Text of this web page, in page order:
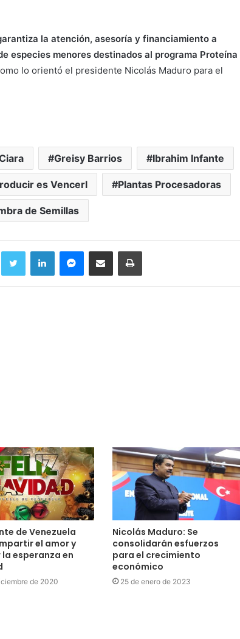
la atención, asesoría y financiamiento a
especies menores destinados al programa Proteína
lo orientó el presidente Nicolás Maduro para el
Greisy Barrios Ibrahim Infante
es Vencerl Plantas Procesadoras
de Semillas
Twitter LinkedInMessengerCompartir por correo electrónicoImprimir
de Venezuela
el amor y
esperanza en
de 2020
Nicolás Maduro: Se
consolidarán esfuerzos
para el crecimiento
económico
25 de enero de 2023